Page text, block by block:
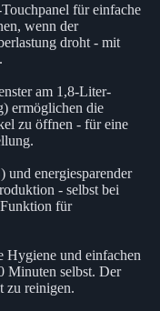
für einfache
wenn der
droht - mit
am 1,8-Liter-
ermöglichen die
zu öffnen - für eine
energiesparender
- selbst bei
für
Hygiene und einfachen
Minuten selbst. Der
zu reinigen.